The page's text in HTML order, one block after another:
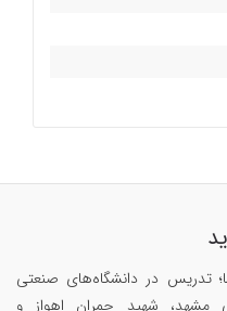
تدریس در دانشگاه‌های صنعتی
مشهد، شهید چمران اهواز و